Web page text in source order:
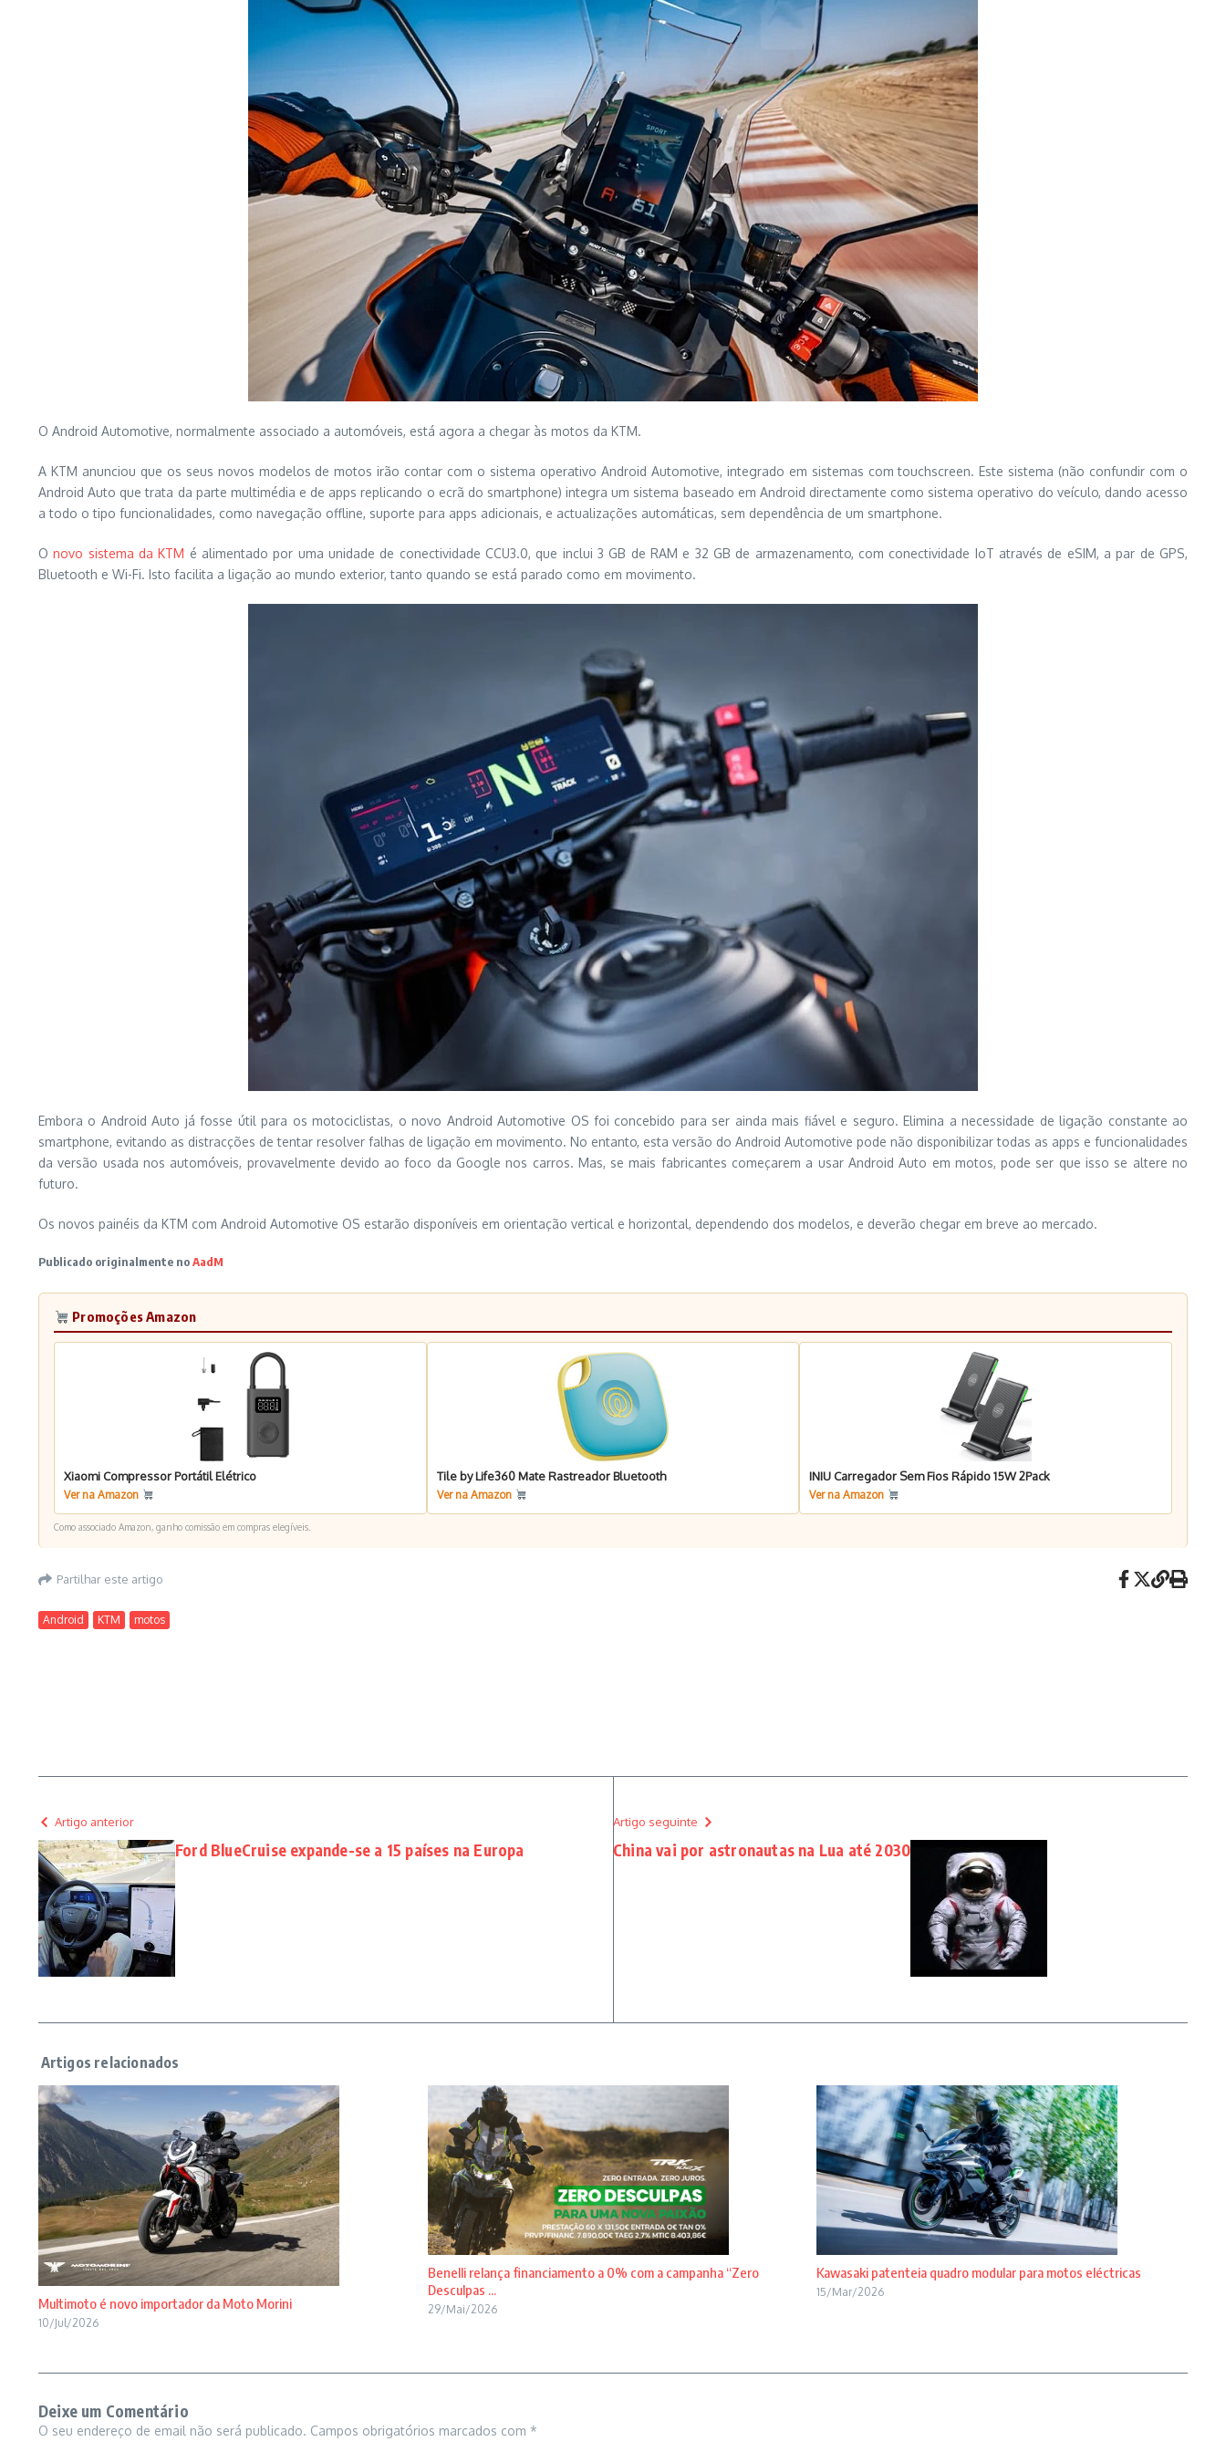
O Android Automotive, normalmente associado a automóveis, está agora a chegar às motos da KTM.
A KTM anunciou que os seus novos modelos de motos irão contar com o sistema operativo Android Automotive, integrado em sistemas com touchscreen. Este sistema (não confundir com o
Android Auto que trata da parte multimédia e de apps replicando o ecrã do smartphone) integra um sistema baseado em Android directamente como sistema operativo do veículo, dando acesso
a todo o tipo funcionalidades, como navegação offline, suporte para apps adicionais, e actualizações automáticas, sem dependência de um smartphone.
Onovo sistema da KTM é alimentado por uma unidade de conectividade CCU3.0, que inclui 3 GB de RAM e 32 GB de armazenamento, com conectividade IoT através de eSIM, a par de GPS,
Bluetooth e Wi-Fi. Isto facilita a ligação ao mundo exterior, tanto quando se está parado como em movimento.
Embora o Android Auto já fosse útil para os motociclistas, o novo Android Automotive OS foi concebido para ser ainda mais fiável e seguro. Elimina a necessidade de ligação constante ao
smartphone, evitando as distracções de tentar resolver falhas de ligação em movimento. No entanto, esta versão do Android Automotive pode não disponibilizar todas as apps e funcionalidades
da versão usada nos automóveis, provavelmente devido ao foco da Google nos carros. Mas, se mais fabricantes começarem a usar Android Auto em motos, pode ser que isso se altere no
futuro.
Os novos painéis da KTM com Android Automotive OS estarão disponíveis em orientação vertical e horizontal, dependendo dos modelos, e deverão chegar em breve ao mercado.
Publicado originalmente noAadM
Promoções Amazon
Xiaomi Compressor Portátil Elétrico
Ver na Amazon
Tile by Life360 Mate Rastreador Bluetooth
Ver na Amazon
INIU Carregador Sem Fios Rápido 15W 2Pack
Ver na Amazon
Como associado Amazon, ganho comissão em compras elegíveis.
Partilhar este artigo
Android KTM motos
Artigo anterior
Ford BlueCruise expande-se a 15 países na Europa
Artigo seguinte
China vai por astronautas na Lua até 2030
Multimoto é novo importador da Moto Morini
10/Jul/2026
Benelli relança financiamento a 0% com a campanha “Zero
Desculpas ...
29/Mai/2026
Kawasaki patenteia quadro modular para motos eléctricas
15/Mar/2026
Deixe um Comentário
O seu endereço de email não será publicado. Campos obrigatórios marcados com *